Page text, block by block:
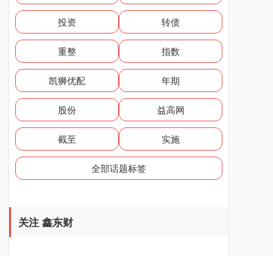
投资 转债
重整 指数
凯狮优配 年期
股份 益高网
截至 实施
全部话题标签
关注 鑫东财